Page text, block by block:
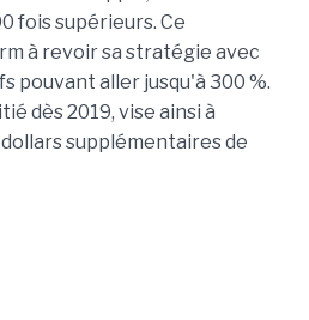
fois supérieurs. Ce
à revoir sa stratégie avec
pouvant aller jusqu'à 300 %.
dès 2019, vise ainsi à
supplémentairesde